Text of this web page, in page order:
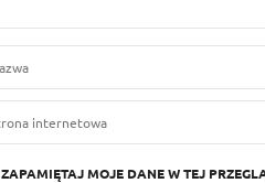
ZAPAMIĘTAJ MOJE DANE W TEJ